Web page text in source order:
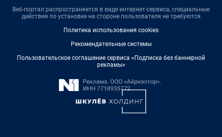
Веб-портал распространяется в виде интернет-сервиса, специальные
действия по установке на стороне пользователя не требуются
Политика использования cookies
Рекомендательные системы
Пользовательское соглашение сервиса «Подписка без баннерной
рекламы»